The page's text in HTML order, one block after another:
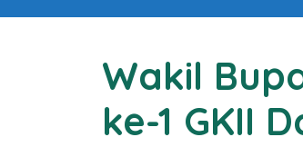
Wakil
ke-1 GKII